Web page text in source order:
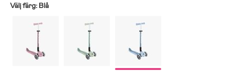
Välj färg: Blå